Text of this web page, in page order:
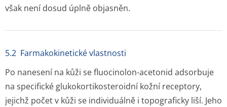
však není dosud úplně objasněn.
5.2 Farmakokinetické vlastnosti
Po nanesení na kůži se fluocinolon-acetonid adsorbuje
na specifické glukokortikos­teroidní kožní receptory,
jejichž počet v kůži se individuálně i topograficky liší. Jeho